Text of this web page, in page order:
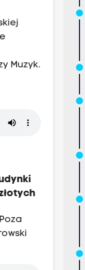
Muzyk.